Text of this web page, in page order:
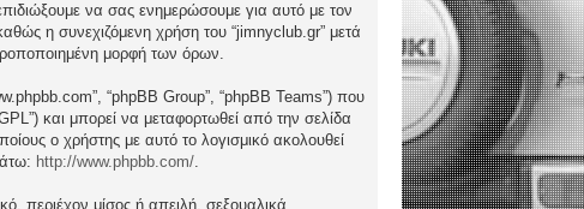
να σας ενημερώσουμε για αυτό με τον
η συνεχιζόμενη χρήση του “jimnyclub.gr” μετά
μορφή των όρων.
“phpBB Group”, “phpBB Teams”) που
και μπορεί να μεταφορτωθεί από την σελίδα
ο χρήστης με αυτό το λογισμικό ακολουθεί
http://www.phpbb.com/.
περιέχον μίσος ή απειλή, σεξουαλικά